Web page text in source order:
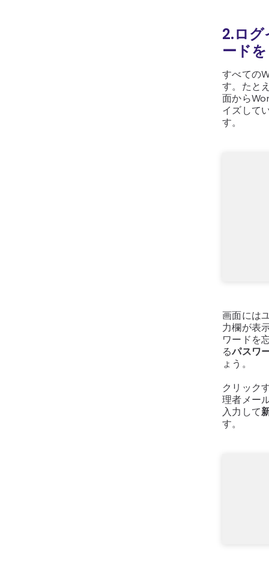
2.ロ
ード
すべての
す。たと
面から
イズして
す。
画面には
力欄が表
ワードを
るパスワ
ょう。
クリック
理者メー
入力して
す。